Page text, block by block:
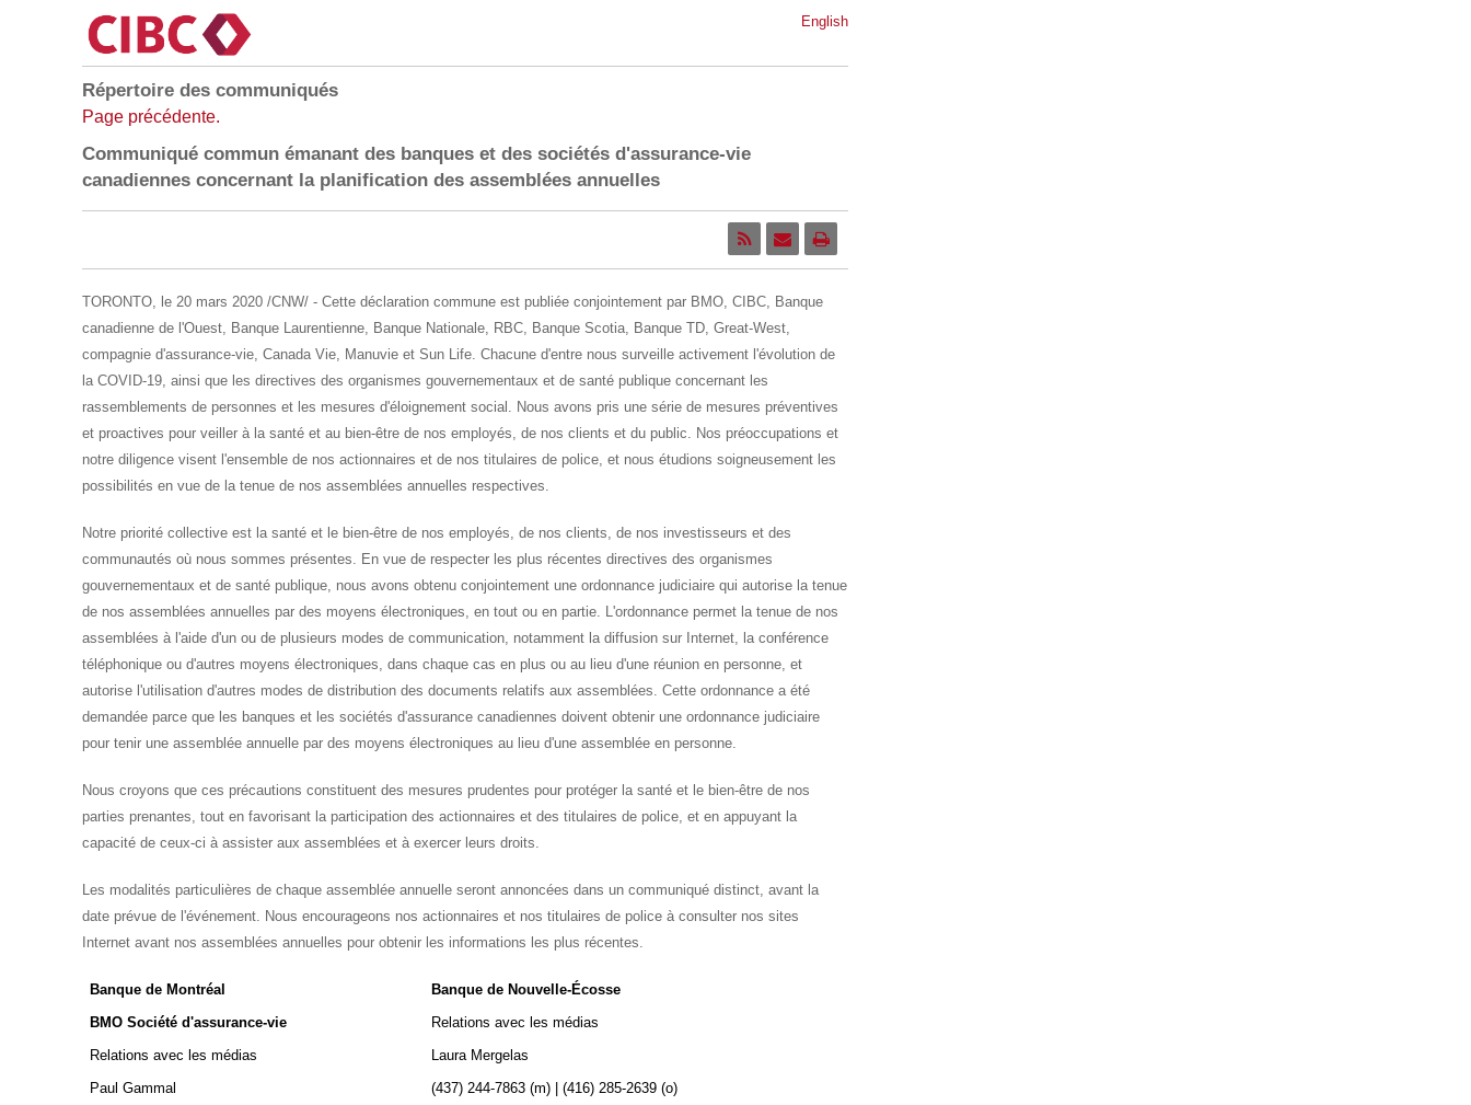
English
Répertoire des communiqués
Page précédente.
Communiqué commun émanant des banques et des sociétés d'assurance-vie
canadiennes concernant la planification des assemblées annuelles
TORONTO, le 20 mars 2020 /CNW/ - Cette déclaration commune est publiée conjointement par BMO, CIBC, Banque
canadienne de l'Ouest, Banque Laurentienne, Banque Nationale, RBC, Banque Scotia, Banque TD, Great-West,
compagnie d'assurance-vie, Canada Vie, Manuvie et Sun Life. Chacune d'entre nous surveille activement l'évolution de
la COVID-19, ainsi que les directives des organismes gouvernementaux et de santé publique concernant les
rassemblements de personnes et les mesures d'éloignement social. Nous avons pris une série de mesures préventives
et proactives pour veiller à la santé et au bien-être de nos employés, de nos clients et du public. Nos préoccupations et
notre diligence visent l'ensemble de nos actionnaires et de nos titulaires de police, et nous étudions soigneusement les
possibilités en vue de la tenue de nos assemblées annuelles respectives.
Notre priorité collective est la santé et le bien-être de nos employés, de nos clients, de nos investisseurs et des
communautés où nous sommes présentes. En vue de respecter les plus récentes directives des organismes
gouvernementaux et de santé publique, nous avons obtenu conjointement une ordonnance judiciaire qui autorise la tenue
de nos assemblées annuelles par des moyens électroniques, en tout ou en partie. L'ordonnance permet la tenue de nos
assemblées à l'aide d'un ou de plusieurs modes de communication, notamment la diffusion sur Internet, la conférence
téléphonique ou d'autres moyens électroniques, dans chaque cas en plus ou au lieu d'une réunion en personne, et
autorise l'utilisation d'autres modes de distribution des documents relatifs aux assemblées. Cette ordonnance a été
demandée parce que les banques et les sociétés d'assurance canadiennes doivent obtenir une ordonnance judiciaire
pour tenir une assemblée annuelle par des moyens électroniques au lieu d'une assemblée en personne.
Nous croyons que ces précautions constituent des mesures prudentes pour protéger la santé et le bien-être de nos
parties prenantes, tout en favorisant la participation des actionnaires et des titulaires de police, et en appuyant la
capacité de ceux-ci à assister aux assemblées et à exercer leurs droits.
Les modalités particulières de chaque assemblée annuelle seront annoncées dans un communiqué distinct, avant la
date prévue de l'événement. Nous encourageons nos actionnaires et nos titulaires de police à consulter nos sites
Internet avant nos assemblées annuelles pour obtenir les informations les plus récentes.
Banque de Montréal
BMO Société d'assurance-vie
Relations avec les médias
Paul Gammal
Banque de Nouvelle-Écosse
Relations avec les médias
Laura Mergelas
(437) 244-7863 (m) | (416) 285-2639 (o)